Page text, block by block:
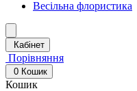
Весільна флористика
Кабінет
Порівняння
0 Кошик
Кошик